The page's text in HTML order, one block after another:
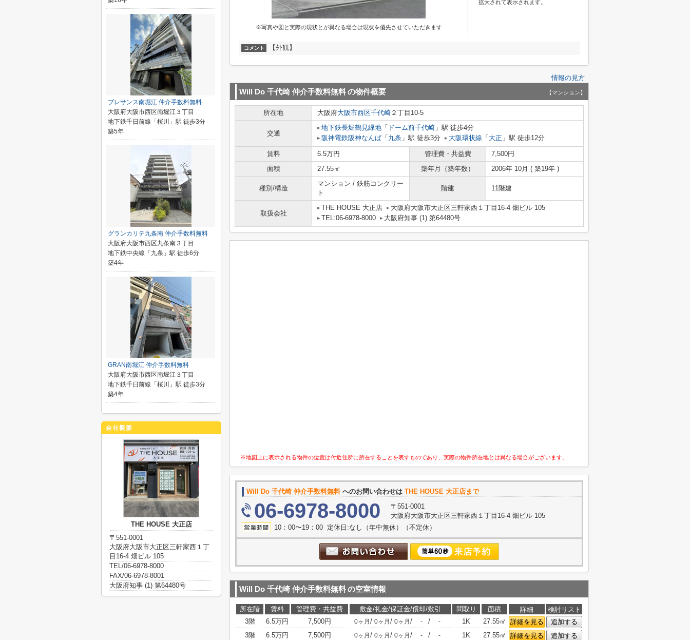
※写真や図と実際の現状とが異なる場合は現状を優先させていただきます
拡大されて表示されます。
コメント 【外観】
情報の見方
Will Do 千代崎 仲介手数料無料の物件概要 【マンション】
所在地 大阪府大阪市西区千代崎 ２丁目10-5
交通
地下鉄長堀鶴見緑地 「 ドーム前千代崎 」駅 徒歩4分
阪神電鉄阪神なんば 「 九条 」駅 徒歩3分 大阪環状線 「 大正 」駅 徒歩12分
賃料 6.5万円 管理費・共益費
7,500円
面積
27.55㎡ 築年月（築年数） 2006年 10月 ( 築19年 )
種別/構造
マンション / 鉄筋コンクリー
ト
階建 11階建
取扱会社
THE HOUSE 大正店
大阪府大阪市大正区三軒家西１丁目16-4 畑ビル 105
TEL:06-6978-8000
大阪府知事 (1) 第64480号
※地図上に表示される物件の位置は付近住所に所在することを表すものであり、実際の物件所在地とは異なる場合がございます。
Will Do 千代崎 仲介手数料無料へのお問い合わせは THE HOUSE 大正店まで
06-6978-8000
〒551-0001
大阪府大阪市大正区三軒家西１丁目16-4 畑ビル 105
10：00〜19：00 定休日:なし（年中無休）（不定休）
Will Do 千代崎 仲介手数料無料の空室情報
所在階 賃料 管理費・共益費 敷金/礼金/保証金/償却/敷引 間取り 面積 詳細
検討リスト
3階
6.5万円 7,500円 0ヶ月 / 0ヶ月 / 0ヶ月 / - / - 1K 27.55㎡ 詳細を見る
追加する
3階
6.5万円 7,500円 0ヶ月 / 0ヶ月 / 0ヶ月 / - / - 1K 27.55㎡ 詳細を見る
追加する
プレサンス南堀江 仲介手数料無料
大阪府大阪市西区南堀江３丁目
地下鉄千日前線「桜川」駅 徒歩3分
築5年
グランカリテ九条南 仲介手数料無料
大阪府大阪市西区九条南３丁目
地下鉄中央線「九条」駅 徒歩6分
築4年
GRAN南堀江 仲介手数料無料
大阪府大阪市西区南堀江３丁目
地下鉄千日前線「桜川」駅 徒歩3分
築4年
THE HOUSE 大正店
〒551-0001
大阪府大阪市大正区三軒家西１丁
目16-4 畑ビル 105
TEL/06-6978-8000
FAX/06-6978-8001
大阪府知事 (1) 第64480号